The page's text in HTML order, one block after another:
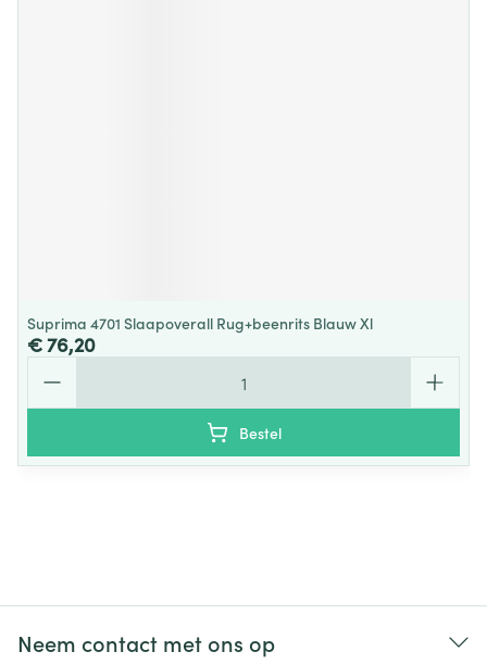
Suprima 4701 Slaapoverall Rug+beenrits Blauw Xl
€ 76,20
Bestel
Neem contact met ons op